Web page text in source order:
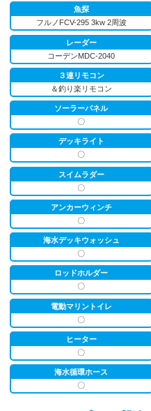
魚探
フルノFCV-295 3kw 2周波
レーダー
コーデンMDC-2040
３連リモコン
＆釣り楽リモコン
ソーラーパネル
〇
デッキライト
〇
スイムラダー
〇
アンカーウィンチ
〇
海水デッキウォッシュ
〇
ロッドホルダー
〇
電動マリントイレ
〇
ヒーター
〇
海水循環ホース
〇